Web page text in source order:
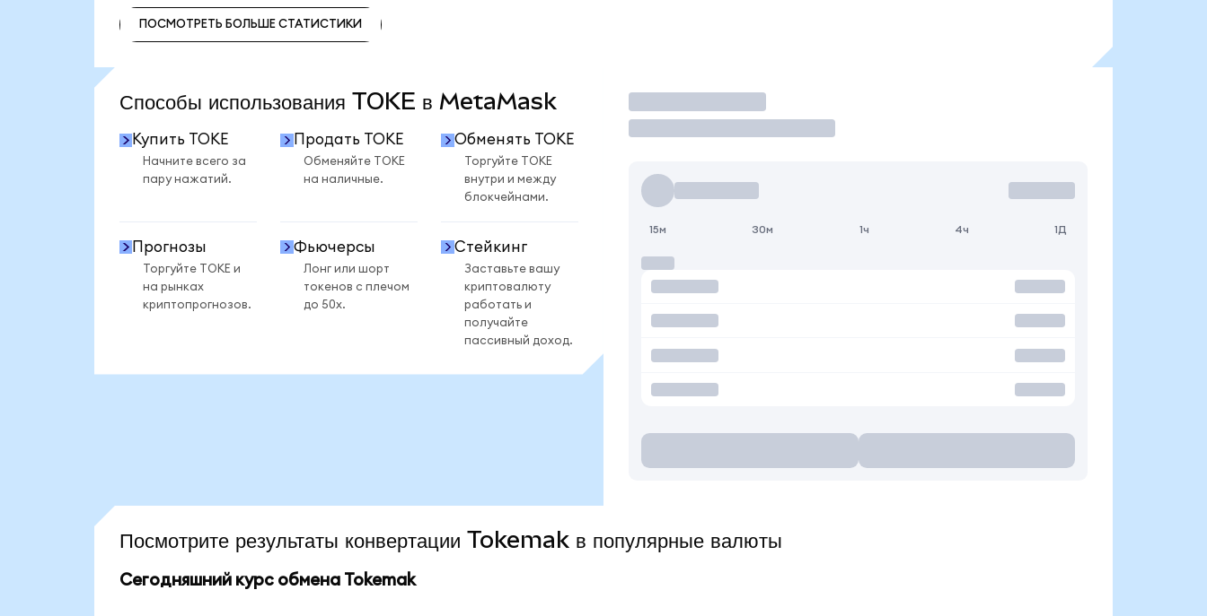
ПОСМОТРЕТЬ БОЛЬШЕ СТАТИСТИКИ
Способы использования TOKE в MetaMask
Купить TOKE
Начните всего за
пару нажатий.
Продать TOKE
Обменяйте TOKE
на наличные.
Обменять TOKE
Торгуйте TOKE
внутри и между
блокчейнами.
Прогнозы
Торгуйте TOKE и
на рынках
криптопрогнозов.
Фьючерсы
Лонг или шорт
токенов с плечом
до 50x.
Стейкинг
Заставьте вашу
криптовалюту
работать и
получайте
пассивный доход.
Торговать
15м 30м 1ч 4ч 1Д
Посмотрите результаты конвертации Tokemak в популярные валюты
Сегодняшний курс обмена Tokemak